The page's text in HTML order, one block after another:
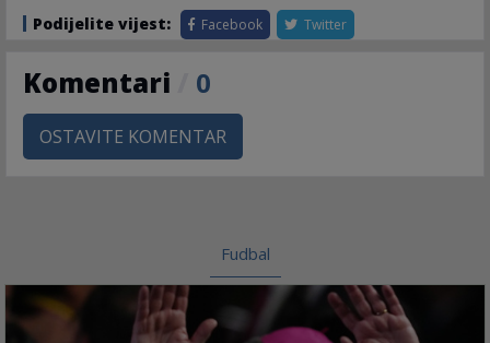
Podijelite vijest: Facebook Twitter
Komentari 0
OSTAVITE KOMENTAR
Fudbal